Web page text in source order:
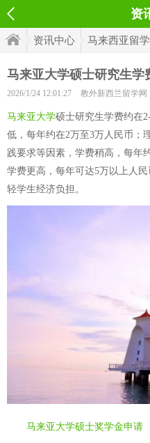
资
资讯中心 马来西亚留学
马来亚大学硕士研究生学
2026/1/24 12:01:27 教外新西兰留学网
马来亚大学硕士研究生学费约在
低，每年约在2万至3万人民币；
践要求等因素，学费稍高，每年
学费更高，每年可达5万以上人
轻学生经济负担。
马来亚大学硕士奖学金申请